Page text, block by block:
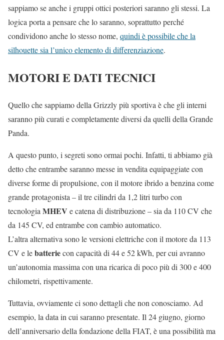
sappiamo se anche i gruppi ottici posteriori saranno gli stessi. La
logica porta a pensare che lo saranno, soprattutto perché
condividono anche lo stesso nome, quindi è possibile che la
silhouette sia l’unico elemento di differenziazione.
MOTORI E DATI TECNICI
Quello che sappiamo della Grizzly più sportiva è che gli interni
saranno più curati e completamente diversi da quelli della Grande
Panda.
A questo punto, i segreti sono ormai pochi. Infatti, ti abbiamo già
detto che entrambe saranno messe in vendita equipaggiate con
diverse forme di propulsione, con il motore ibrido a benzina come
grande protagonista – il tre cilindri da 1,2 litri turbo con
tecnologia MHEV e catena di distribuzione – sia da 110 CV che
da 145 CV, ed entrambe con cambio automatico.
L’altra alternativa sono le versioni elettriche con il motore da 113
CV e lebatteriecon capacità di 44 e 52 kWh, per cui avranno
un’autonomia massima con una ricarica di poco più di 300 e 400
chilometri, rispettivamente.
Tuttavia, ovviamente ci sono dettagli che non conosciamo. Ad
esempio, la data in cui saranno presentate. Il 24 giugno, giorno
dell’anniversario della fondazione della FIAT, è una possibilità ma